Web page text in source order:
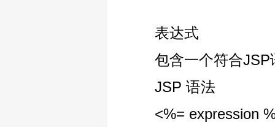
表达式
包含一个符合JSP
JSP 语法
<%= expression